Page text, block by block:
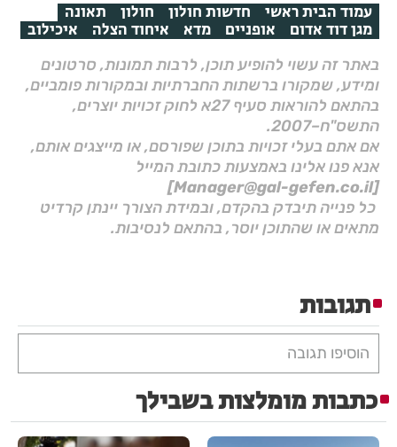
עמוד הבית ראשי חדשות חולון חולון תאונה
מגן דוד אדום אופניים מדא איחוד הצלה איכילוב
באתר זה עשוי להופיע תוכן, לרבות תמונות, סרטונים
ומידע, שמקורו ברשתות החברתיות ובמקורות פומביים,
בהתאם להוראות סעיף 27א לחוק זכויות יוצרים,
התשס"ח–2007.
אם אתם בעלי זכויות בתוכן שפורסם, או מייצגים אותם,
אנא פנו אלינו באמצעות כתובת המייל
[Manager@gal-gefen.co.il]
כל פנייה תיבדק בהקדם, ובמידת הצורך יינתן קרדיט
מתאים או שהתוכן יוסר, בהתאם לנסיבות.
תגובות
הוסיפו תגובה
כתבות מומלצות בשבילך